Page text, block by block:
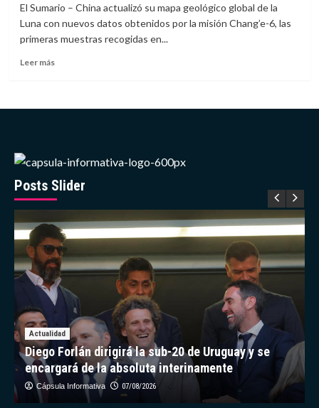
Caracas
para
los
2030
El Sumario – China actualizó su mapa geológico global de la
Luna con nuevos datos obtenidos por la misión Chang’e-6, las
primeras muestras recogidas en...
Leer másLeer
la
Luna
nuevos
datos
de
misión
Chang’e-
6
Posts Slider
Actualidad
Diego Forlán dirigirá la sub-20 de Uruguay y se
encargará de la absoluta interinamente
Cápsula Informativa 07/08/2026